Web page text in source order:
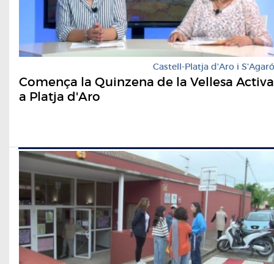
Castell-Platja d'Aro i S'Agaró
Comença la Quinzena de la Vellesa Activa
a Platja d'Aro